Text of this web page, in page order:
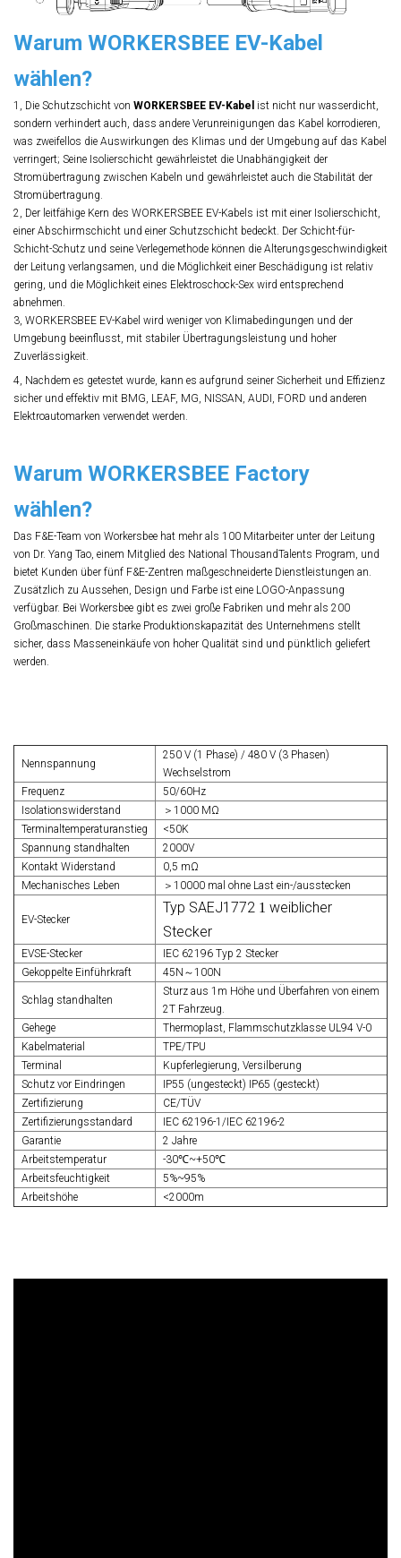
Warum WORKERSBEE EV-Kabel
wählen?
1, Die Schutzschicht von WORKERSBEE EV-Kabel ist nicht nur wasserdicht,
sondern verhindert auch, dass andere Verunreinigungen das Kabel korrodieren,
was zweifellos die Auswirkungen des Klimas und der Umgebung auf das Kabel
verringert; Seine Isolierschicht gewährleistet die Unabhängigkeit der
Stromübertragung zwischen Kabeln und gewährleistet auch die Stabilität der
Stromübertragung.
2, Der leitfähige Kern des WORKERSBEE EV-Kabels ist mit einer Isolierschicht,
einer Abschirmschicht und einer Schutzschicht bedeckt. Der Schicht-für-
Schicht-Schutz und seine Verlegemethode können die Alterungsgeschwindigkeit
der Leitung verlangsamen, und die Möglichkeit einer Beschädigung ist relativ
gering, und die Möglichkeit eines Elektroschock-Sex wird entsprechend
abnehmen.
3, WORKERSBEE EV-Kabel wird weniger von Klimabedingungen und der
Umgebung beeinflusst, mit stabiler Übertragungsleistung und hoher
Zuverlässigkeit.
4, Nachdem es getestet wurde, kann es aufgrund seiner Sicherheit und Effizienz
sicher und effektiv mit BMG, LEAF, MG, NISSAN, AUDI, FORD und anderen
Elektroautomarken verwendet werden.
Warum WORKERSBEE Factory
wählen?
Das F&E-Team von Workersbee hat mehr als 100 Mitarbeiter unter der Leitung
von Dr. Yang Tao, einem Mitglied des National ThousandTalents Program, und
bietet Kunden über fünf F&E-Zentren maßgeschneiderte Dienstleistungen an.
Zusätzlich zu Aussehen, Design und Farbe ist eine LOGO-Anpassung
verfügbar. Bei Workersbee gibt es zwei große Fabriken und mehr als 200
Großmaschinen. Die starke Produktionskapazität des Unternehmens stellt
sicher, dass Masseneinkäufe von hoher Qualität sind und pünktlich geliefert
werden.
Nennspannung
250 V (1 Phase) / 480 V (3 Phasen)
Wechselstrom
Frequenz
50/60Hz
Isolationswiderstand
＞1000 MΩ
Terminaltemperaturanstieg
<50K
Spannung standhalten
2000V
Kontakt Widerstand
0,5 mΩ
Mechanisches Leben
＞10000 mal ohne Last ein-/ausstecken
EV-Stecker
Typ SAEJ1772 1 weiblicher
Stecker
EVSE-Stecker
IEC 62196 Typ 2 Stecker
Gekoppelte Einführkraft
45N～100N
Schlag standhalten
Sturz aus 1m Höhe und Überfahren von einem
2T Fahrzeug.
Gehege
Thermoplast, Flammschutzklasse UL94 V-0
Kabelmaterial
TPE/TPU
Terminal
Kupferlegierung, Versilberung
Schutz vor Eindringen
IP55 (ungesteckt) IP65 (gesteckt)
Zertifizierung
CE/TÜV
Zertifizierungsstandard
IEC 62196-1/IEC 62196-2
Garantie
2 Jahre
Arbeitstemperatur
-30℃~+50℃
Arbeitsfeuchtigkeit
5%~95%
Arbeitshöhe
<2000m